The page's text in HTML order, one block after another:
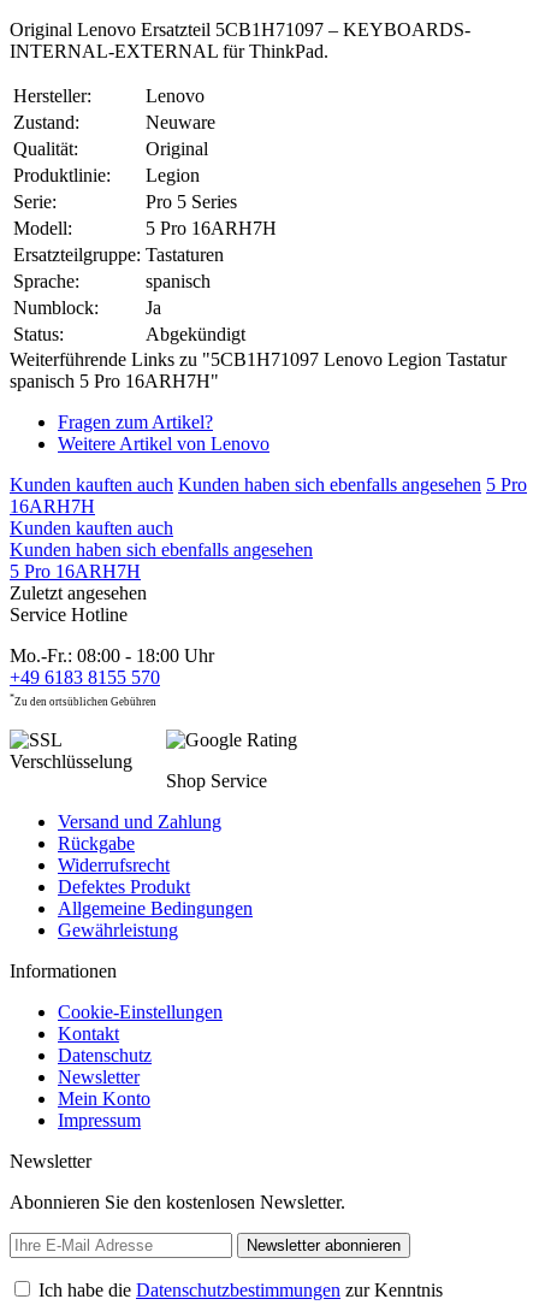
Original Lenovo Ersatzteil 5CB1H71097 – KEYBOARDS-
INTERNAL-EXTERNAL für ThinkPad.
Hersteller:
Lenovo
Zustand:
Neuware
Qualität:
Original
Produktlinie:
Legion
Serie:
Pro 5 Series
Modell:
5 Pro 16ARH7H
Ersatzteilgruppe: Tastaturen
Sprache:
spanisch
Numblock:
Ja
Status:
Abgekündigt
Weiterführende Links zu "5CB1H71097 Lenovo Legion Tastatur
spanisch 5 Pro 16ARH7H"
Fragen zum Artikel?
Weitere Artikel von Lenovo
Kunden kauften auch Kunden haben sich ebenfalls angesehen 5 Pro
16ARH7H
Kunden kauften auch
Kunden haben sich ebenfalls angesehen
5 Pro 16ARH7H
Zuletzt angesehen
Service Hotline
Mo.-Fr.: 08:00 - 18:00 Uhr
+49 6183 8155 570
*Zu den ortsüblichen Gebühren
Shop Service
Versand und Zahlung
Rückgabe
Widerrufsrecht
Defektes Produkt
Allgemeine Bedingungen
Gewährleistung
Informationen
Cookie-Einstellungen
Kontakt
Datenschutz
Newsletter
Mein Konto
Impressum
Newsletter
Abonnieren Sie den kostenlosen Newsletter.
Newsletter abonnieren
Ich habe die Datenschutzbestimmungen zur Kenntnis